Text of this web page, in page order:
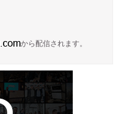
から配信されます。